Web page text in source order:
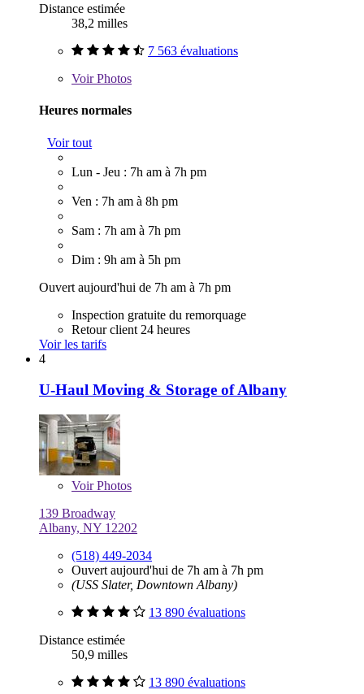
Distance estimée
38,2 milles
7 563 évaluations
VoirPhotos
Heures normales
Voir tout
Lun - Jeu : 7h am à 7h pm
Ven : 7h am à 8h pm
Sam : 7h am à 7h pm
Dim : 9h am à 5h pm
Ouvert aujourd'hui de 7h am à 7h pm
Inspection gratuite du remorquage
Retour client 24 heures
Voir les tarifs
4
U-Haul Moving & Storage of Albany
VoirPhotos
139 Broadway
Albany, NY 12202
(518) 449-2034
Ouvert aujourd'hui de 7h am à 7h pm
(USS Slater, Downtown Albany)
13 890 évaluations
Distance estimée
50,9 milles
13 890 évaluations